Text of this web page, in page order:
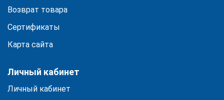
Возврат товара
Сертификаты
Карта сайта
Личный кабинет
Личный кабинет